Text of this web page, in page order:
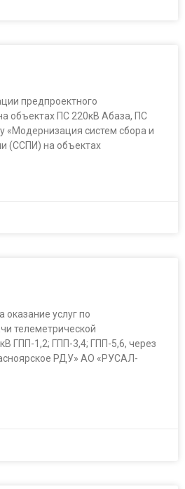
предпроектного
объектах ПС 220кВ Абаза, ПС
«Модернизация систем сбора и
(ССПИ) на объектах
оказание услуг по
телеметрической
ГПП-1,2; ГПП-3,4; ГПП-5,6, через
РДУ» АО «РУСАЛ-